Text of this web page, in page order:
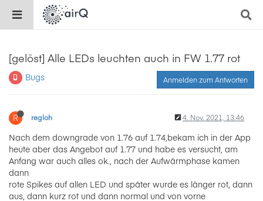
[gelöst] Alle LEDs leuchten auch in FW 1.77 rot
Bugs Anmelden zum Antworten
R regloh 4. Nov. 2021, 13:46
Nach dem downgrade von 1.76 auf 1.74,bekam ich in der App
heute aber das Angebot auf 1.77 und habe es versucht, am
Anfang war auch alles ok., nach der Aufwärmphase kamen
dann
rote Spikes auf allen LED und später wurde es länger rot, dann
aus, dann kurz rot und dann normal und von vorne